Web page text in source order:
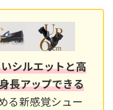
シルエットと高
長アップできる
る新感覚シュー